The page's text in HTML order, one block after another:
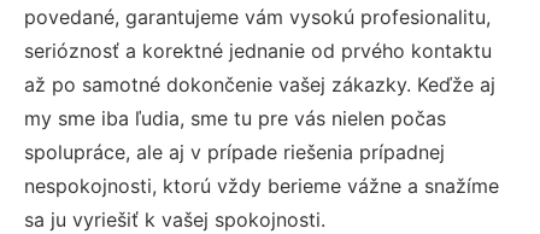
povedané, garantujeme vám vysokú profesionalitu,
serióznosť a korektné jednanie od prvého kontaktu
až po samotné dokončenie vašej zákazky. Keďže aj
my sme iba ľudia, sme tu pre vás nielen počas
spolupráce, ale aj v prípade riešenia prípadnej
nespokojnosti, ktorú vždy berieme vážne a snažíme
sa ju vyriešiť k vašej spokojnosti.